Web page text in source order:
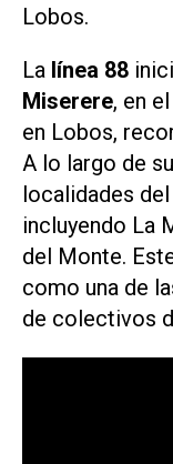
Lobos.​
La línea 88
Miserere, en
en Lobos,
A lo largo de
localidades
incluyendo La
del Monte.
como una de
de colectivos